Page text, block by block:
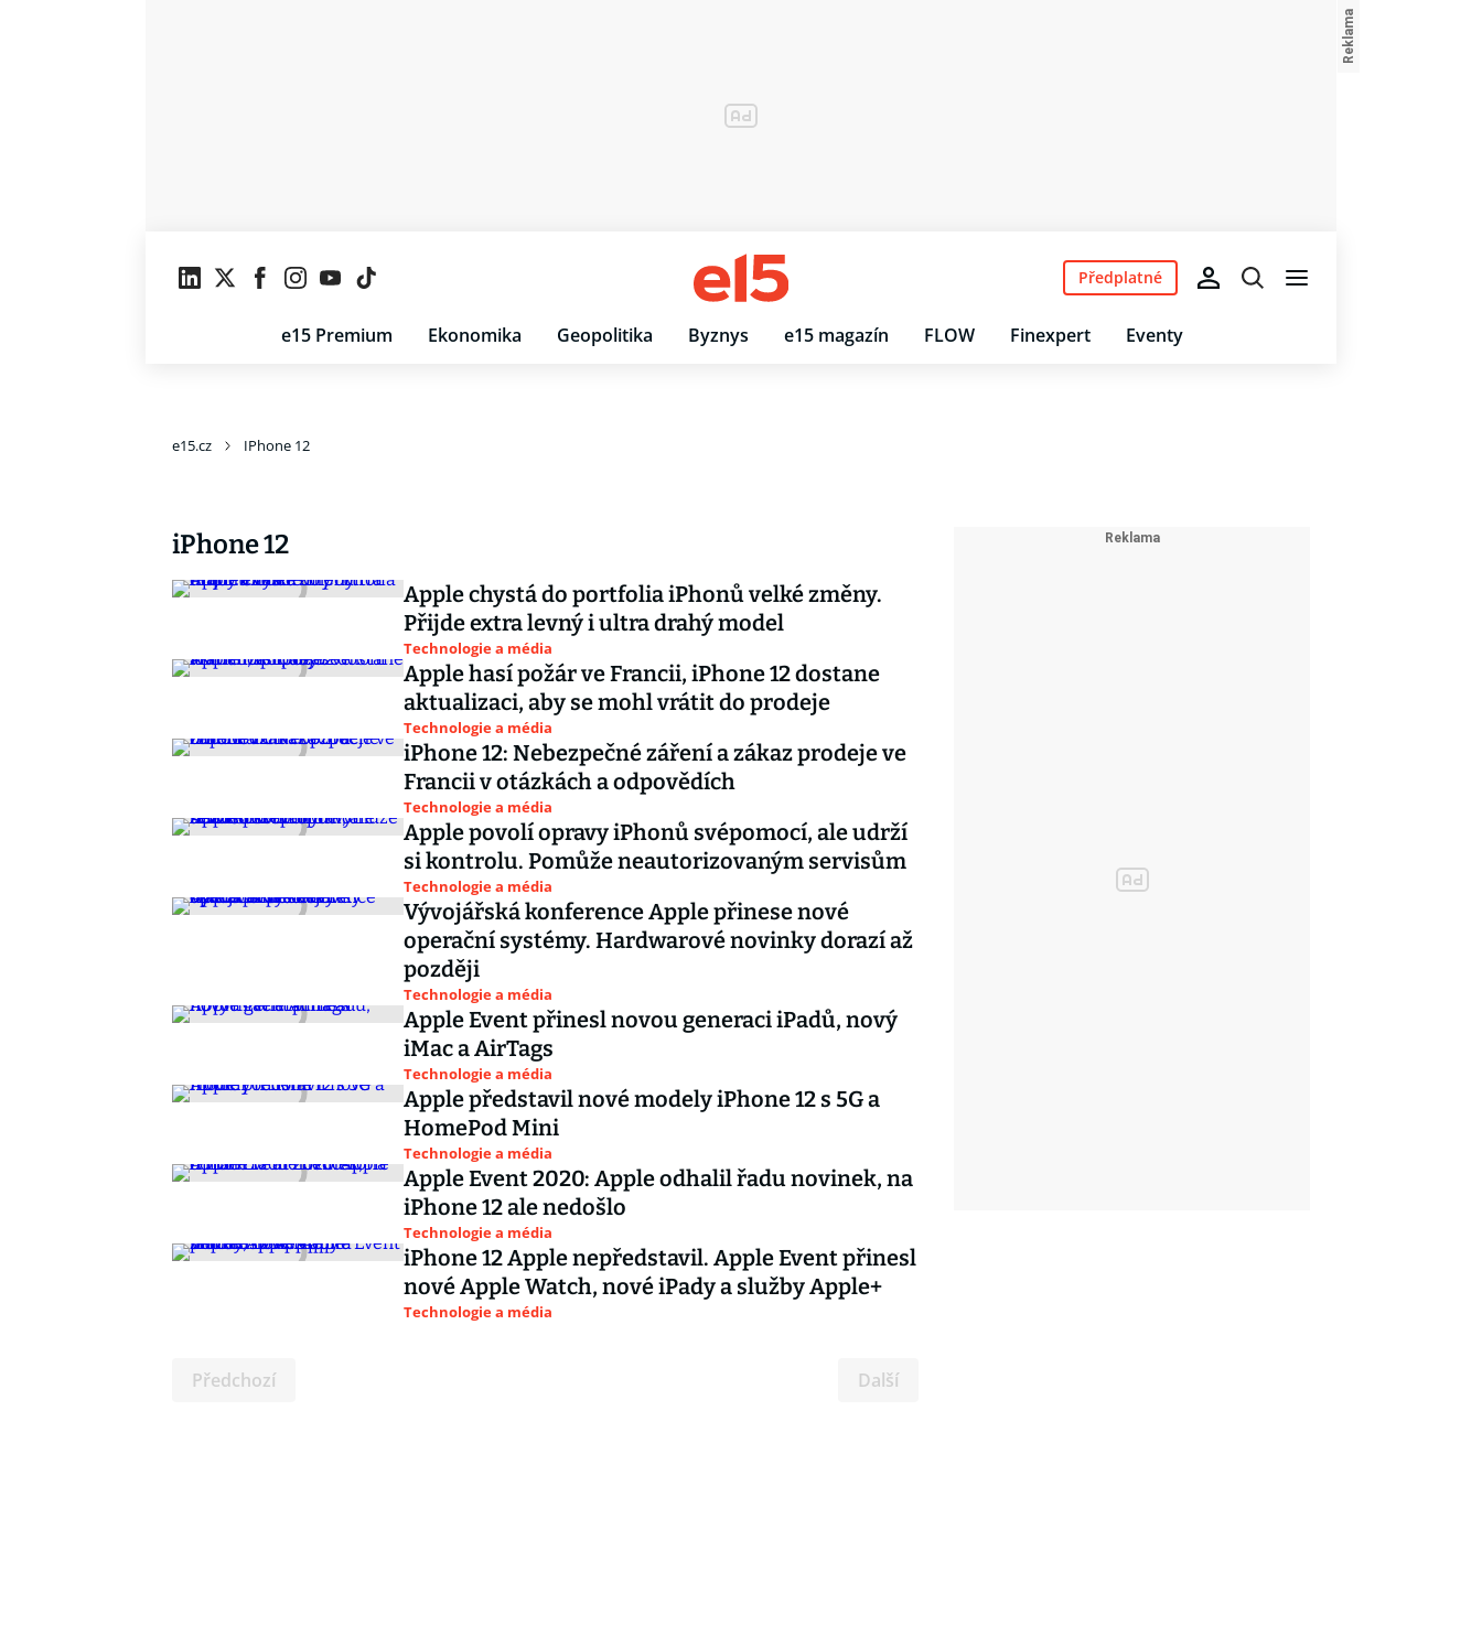
e15 Premium Ekonomika Geopolitika Byznys e15 magazín FLOW Finexpert Eventy
Předplatné
e15.cz IPhone 12
iPhone 12
Apple chystá do portfolia iPhonů velké změny.
Přijde extra levný i ultra drahý model
Technologie a média
Apple hasí požár ve Francii, iPhone 12 dostane
aktualizaci, aby se mohl vrátit do prodeje
Technologie a média
iPhone 12: Nebezpečné záření a zákaz prodeje ve
Francii v otázkách a odpovědích
Technologie a média
Apple povolí opravy iPhonů svépomocí, ale udrží
si kontrolu. Pomůže neautorizovaným servisům
Technologie a média
Vývojářská konference Apple přinese nové
operační systémy. Hardwarové novinky dorazí až
později
Technologie a média
Apple Event přinesl novou generaci iPadů, nový
iMac a AirTags
Technologie a média
Apple představil nové modely iPhone 12 s 5G a
HomePod Mini
Technologie a média
Apple Event 2020: Apple odhalil řadu novinek, na
iPhone 12 ale nedošlo
Technologie a média
iPhone 12 Apple nepředstavil. Apple Event přinesl
nové Apple Watch, nové iPady a služby Apple+
Technologie a média
Předchozí Další